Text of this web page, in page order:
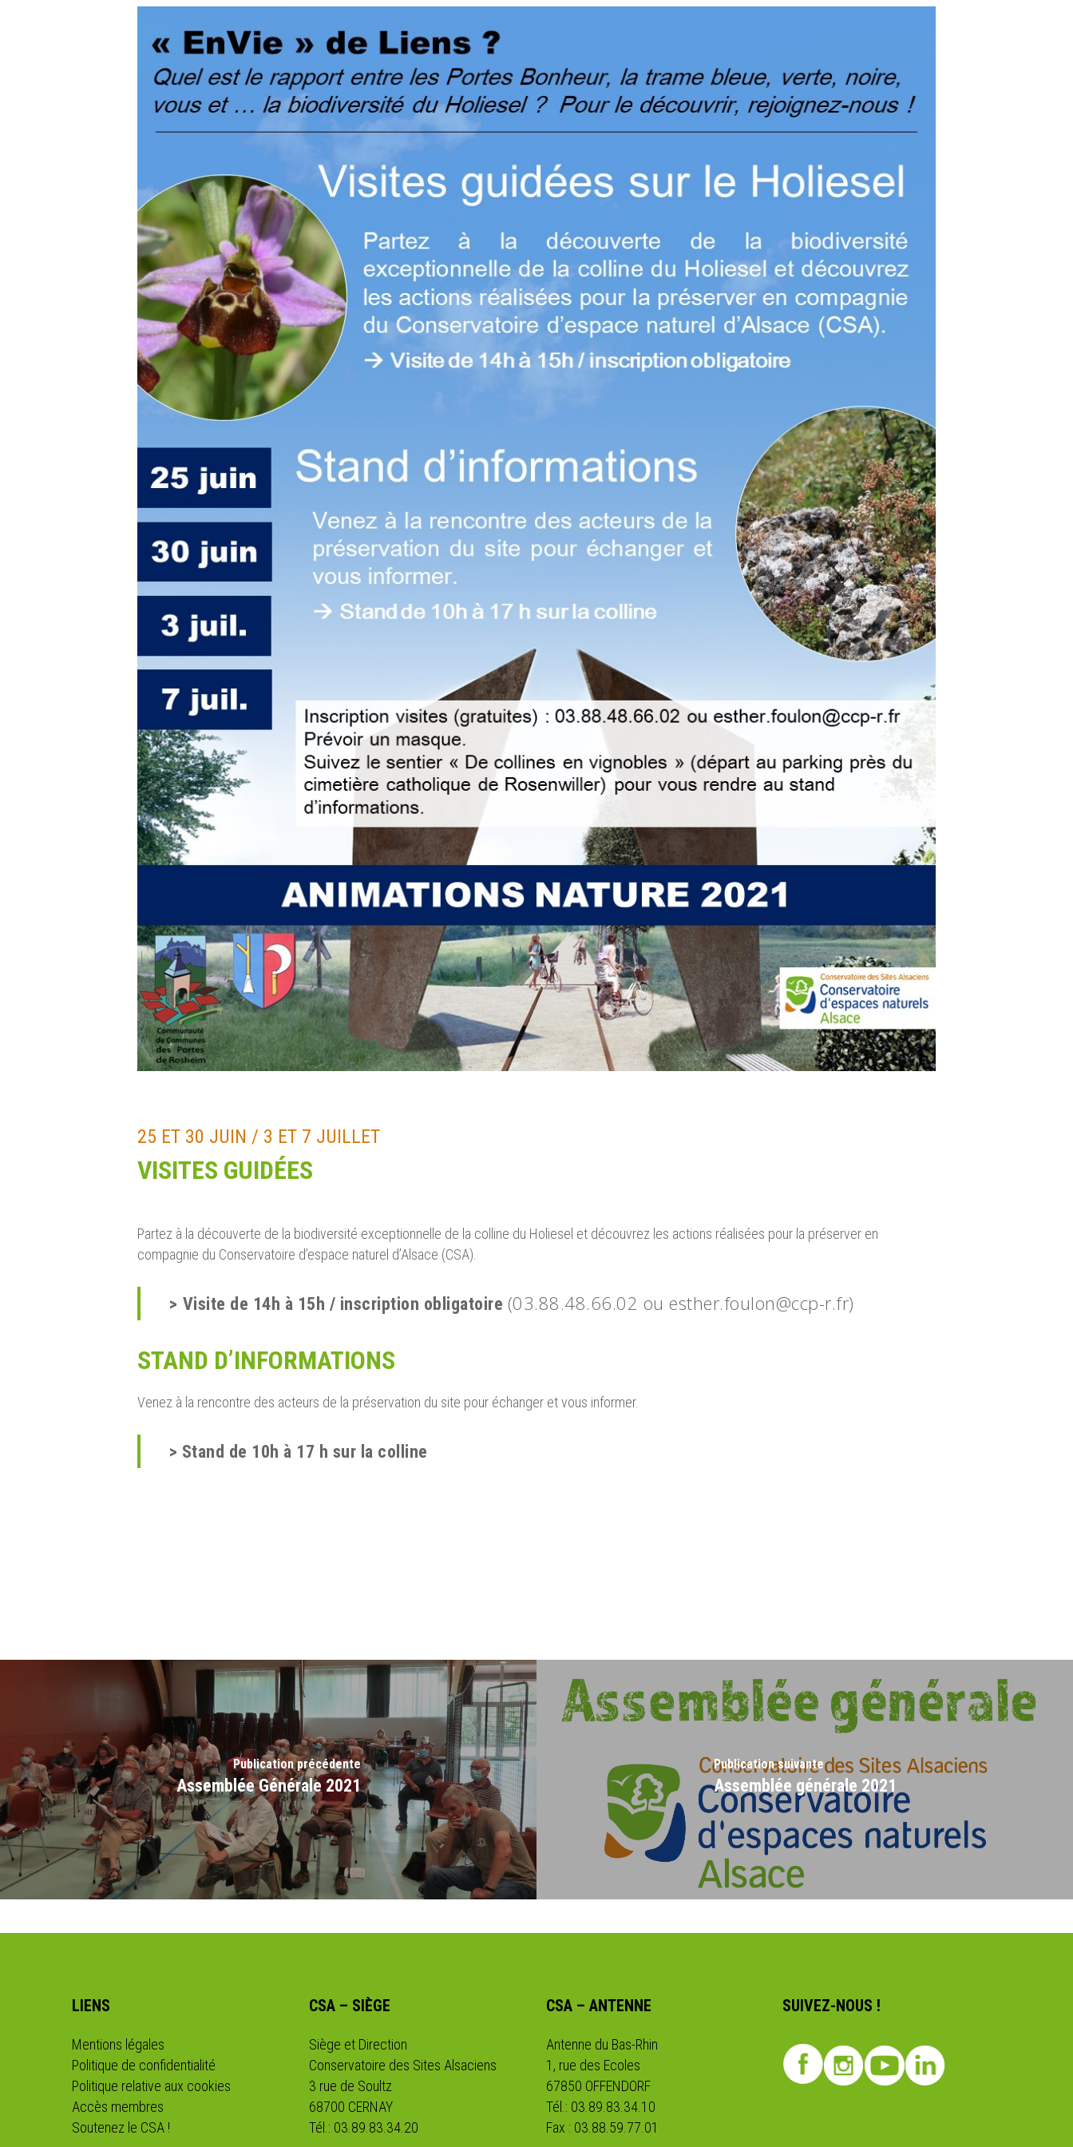
25 ET 30 JUIN / 3 ET 7 JUILLET
VISITES GUIDÉES
Partez à la découverte de la biodiversité exceptionnelle de la colline du Holiesel et découvrez les actions réalisées pour la préserver en
compagnie du Conservatoire d’espace naturel d’Alsace (CSA).
> Visite de 14h à 15h / inscription obligatoire (03.88.48.66.02 ou esther.foulon@ccp-r.fr)
STAND D’INFORMATIONS
Venez à la rencontre des acteurs de la préservation du site pour échanger et vous informer.
> Stand de 10h à 17 h sur la colline
Publication précédente
Assemblée Générale 2021
Publication suivante
Assemblée générale 2021
LIENS
Mentions légales
Politique de confidentialité
Politique relative aux cookies
Accès membres
Soutenez le CSA !
CSA – SIÈGE
Siège et Direction
Conservatoire des Sites Alsaciens
3 rue de Soultz
68700 CERNAY
Tél.: 03.89.83.34.20
CSA – ANTENNE
Antenne du Bas-Rhin
1, rue des Ecoles
67850 OFFENDORF
Tél.: 03.89.83.34.10
Fax : 03.88.59.77.01
SUIVEZ-NOUS !